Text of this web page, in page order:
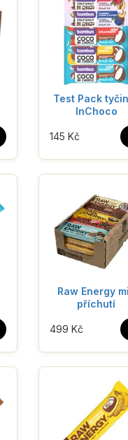
Test Pack
InChoco
145 Kč
Raw Energy
příchutí
499 Kč